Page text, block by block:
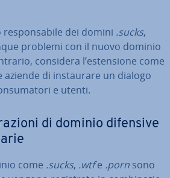
dei domini .sucks,
problemi con il nuovo dominio
considera l’esten­sio­ne come
aziende di in­stau­ra­re un dialogo
e utenti.
di dominio difensive
come .sucks, .wtfe .porn sono